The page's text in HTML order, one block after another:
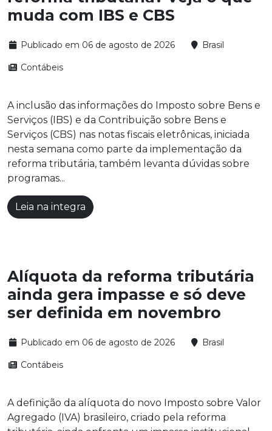
muda com IBS e CBS
Publicado em 06 de agosto de 2026 Brasil
Contábeis
A inclusão das informações do Imposto sobre Bens e
Serviços (IBS) e da Contribuição sobre Bens e
Serviços (CBS) nas notas fiscais eletrônicas, iniciada
nesta semana como parte da implementação da
reforma tributária, também levanta dúvidas sobre
programas...
Leia na integra
Alíquota da reforma tributária
ainda gera impasse e só deve
ser definida em novembro
Publicado em 06 de agosto de 2026 Brasil
Contábeis
A definição da alíquota do novo Imposto sobre Valor
Agregado (IVA) brasileiro, criado pela reforma